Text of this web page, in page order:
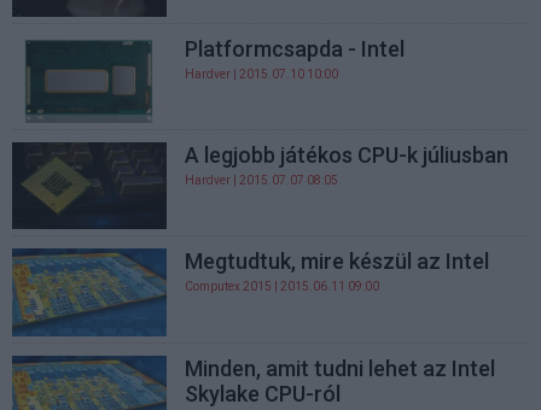
Platformcsapda - Intel
Hardver | 2015.07.10 10:00
A legjobb játékos CPU-k júliusban
Hardver | 2015.07.07 08:05
Megtudtuk, mire készül az Intel
Computex 2015 | 2015.06.11 09:00
Minden, amit tudni lehet az Intel
Skylake CPU-ról